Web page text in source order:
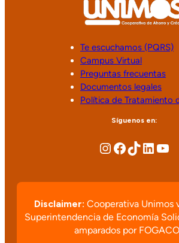
Te escuchamos (PQRS)
Campus Virtual
Preguntas frecuentas
Documentos legales
Política de Tratamiento
Síguenos en:
Disclaimer: Cooperativa Unimos
Superintendencia de Economía
amparados por